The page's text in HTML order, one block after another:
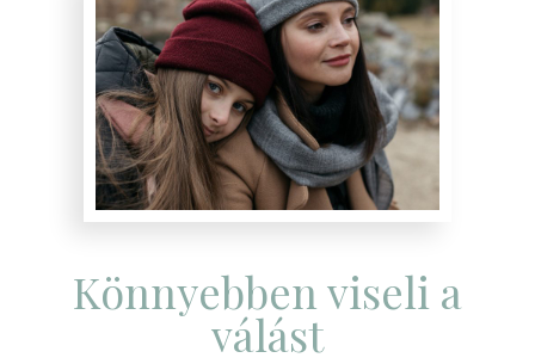
Könnyebben viseli a
válást